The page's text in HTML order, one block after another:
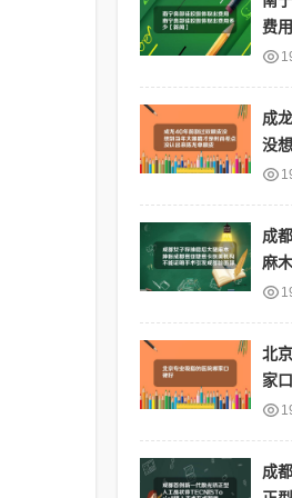
费
取
成
没
时
成
麻
卡
北
家
成